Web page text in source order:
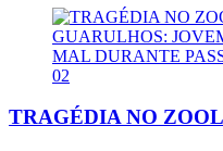
02
TRAGÉDIA NO